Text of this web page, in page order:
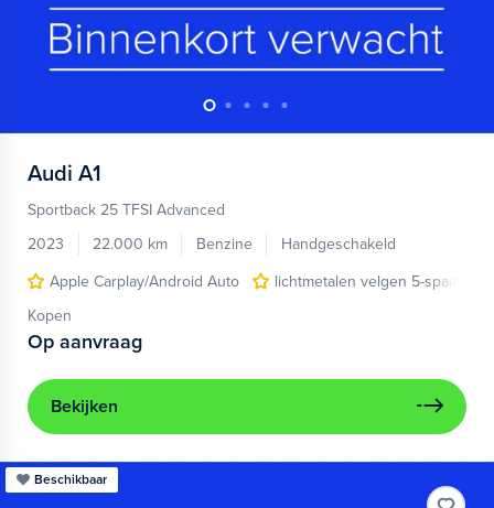
Audi A1
Sportback 25 TFSI Advanced
2023
22.000 km Benzine
Handgeschakeld
Apple Carplay/Android Auto
lichtmetalen velgen 5-spaaks
Kopen
Op aanvraag
Bekijken
Beschikbaar